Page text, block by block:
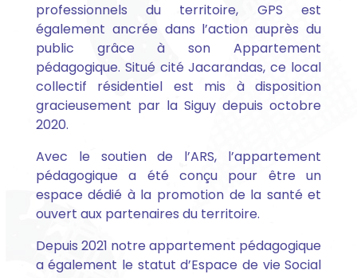
professionnels du territoire, GPS est
également ancrée dans l’action auprès du
public grâce à son Appartement
pédagogique. Situé cité Jacarandas, ce local
collectif résidentiel est mis à disposition
gracieusement par la Siguy depuis octobre
2020.
Avec le soutien de l’ARS, l’appartement
pédagogique a été conçu pour être un
espace dédié à la promotion de la santé et
ouvert aux partenaires du territoire.
Depuis 2021 notre appartement pédagogique
a également le statut d’Espace de vie Social